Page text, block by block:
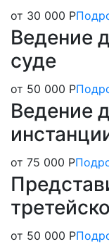
от 30 000 Р
Ведение
суде
от 50 000 Р
Ведение
от 75 000 Р
от 50 000 Р